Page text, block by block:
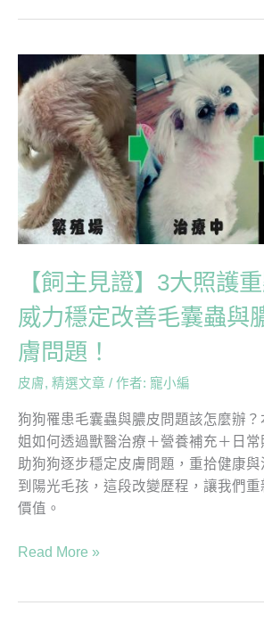
【飼主見證】3大照護
威力穩定改善毛囊蟲與
膚問題！
皮膚, 精選文章 / 作者: 寵小編
狗狗罹患毛囊蟲與膿皮問題該怎麼辦
姐如何透過獸醫治療＋營養補充＋日
助狗狗逐步穩定皮膚問題，重拾健康
到陽光毛孩，這段改變歷程，讓我們
價值。
主
見
證】
3
大
照
護
重
狗
狗
威
力
定
改
善
毛
囊
與
皮
Read More »